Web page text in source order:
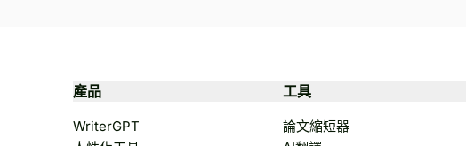
產品
WriterGPT
工具
論文縮短器